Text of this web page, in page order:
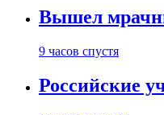
Вышел
9 часов спустя
Российские